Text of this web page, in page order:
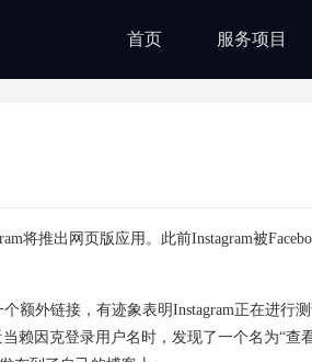
首页 服务项目
将推出网页版应用。此前Instagram被
额外链接，有迹象表明Instagram正在进行
赖因克登录用户名时，发现了一个名为“查